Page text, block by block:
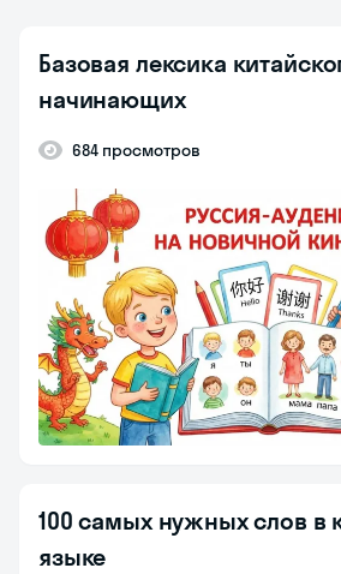
Базовая лексика
начинающих
684 просмотров
100 самых нужных слов в
языке